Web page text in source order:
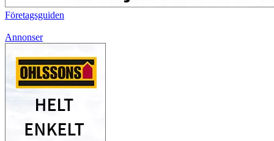
Företagsguiden
Annonser